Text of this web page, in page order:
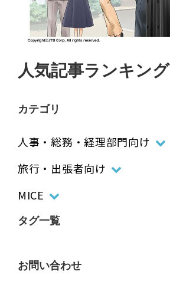
人気記事ランキング
カテゴリ
人事・総務・経理部門向け
旅行・出張者向け
MICE
タグ一覧
お問い合わせ